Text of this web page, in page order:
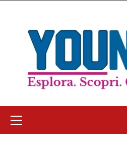
contenuto
principale